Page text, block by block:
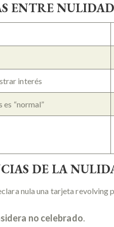
ENTRE
interés
“normal”
DE LA
nula una tarjeta revolving
no celebrado.